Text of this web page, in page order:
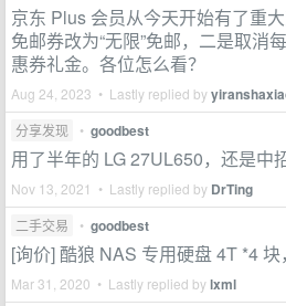
京东 Plus 会员从今天开始有了重
免邮券改为“无限”免邮，二是取消
惠券礼金。各位怎么看？
Aug 24, 2023 • Lastly replied by
分享发现 • goodbest
用了半年的 LG 27UL650，还是中
Nov 13, 2021 • Lastly replied by DrTing
二手交易 • goodbest
[询价] 酷狼 NAS 专用硬盘 4T *4
Mar 31, 2020 • Lastly replied bylxml